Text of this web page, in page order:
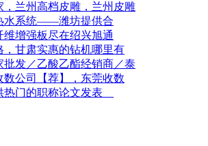
，兰州高档皮雕，兰州皮雕
水系统——潍坊提供合
维增强板尽在绍兴旭通
，甘肃实惠的钻机哪里有
批发／乙酸乙酯经销商／泰
数公司【荐】，东莞收数
热门的职称论文发表